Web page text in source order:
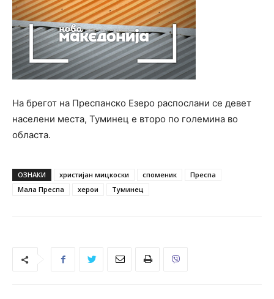
На брегот на Преспанско Езеро распослани се девет
населени места, Туминец е второ по големина во
областа.
ОЗНАКИ христијан мицкоски споменик
Преспа
Мала Преспа
херои Туминец